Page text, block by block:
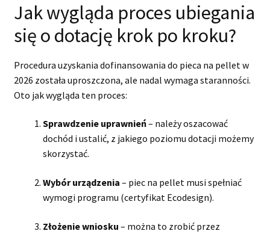
Jak wygląda proces ubiegania
się o dotację krok po kroku?
Procedura uzyskania dofinansowania do pieca na pellet w
2026 została uproszczona, ale nadal wymaga staranności.
Oto jak wygląda ten proces:
Sprawdzenie uprawnień– należy oszacować
dochód i ustalić, z jakiego poziomu dotacji możemy
skorzystać.
Wybór urządzenia – piec na pellet musi spełniać
wymogi programu (certyfikat Ecodesign).
Złożenie wniosku – można to zrobić przez